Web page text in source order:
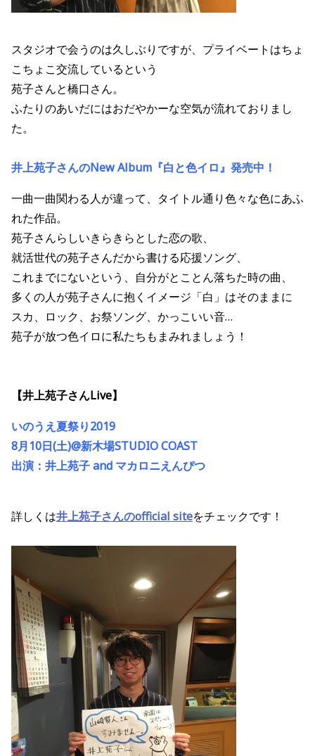
スタジオで会うのは久しぶりですが、プライベートはちょ
こちょこ交流しているという
苑子さんと橋口さん。
ふたりのあいだにはおだやかーな空気が流れておりまし
た。
井上苑子さんのNew Album『白と色イロ』発売中！
一曲一曲関わる人が違って、タイトル通り色々な色にあふ
れた作品。
苑子さんらしいきらきらとした恋の歌、
就活世代の苑子さんだから書ける応援ソング、
これまでにないという、自分がとことん落ちた時の曲、
多くの人が苑子さんに抱くイメージ「白」はそのままに
スカ、ロック、お祭ソング、かっこいい音…
苑子が放つ色イロに私たちもまみれましょう！
【井上苑子さんLive】
いのうえ夏祭り2019
8月10日(土)@新木場STUDIO COAST
出演：井上苑子 and マカロニえんぴつ
詳しくは井上苑子さんのofficial siteをチェックです！